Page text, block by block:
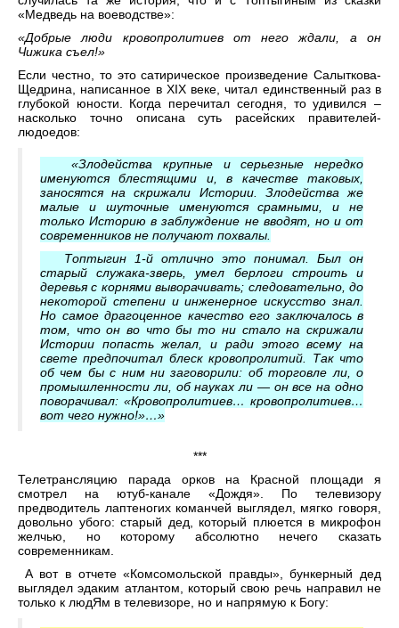
«Медведь на воеводстве»:
«Добрые люди кровопролитиев от него ждали, а он
Чижика съел!»
Если честно, то это сатирическое произведение Салыткова-
Щедрина, написанное в XIX веке, читал единственный раз в
глубокой юности. Когда перечитал сегодня, то удивился –
насколько точно описана суть расейских правителей-
людоедов:
«Злодейства крупные и серьезные нередко
именуются блестящими и, в качестве таковых,
заносятся на скрижали Истории. Злодейства же
малые и шуточные именуются срамными, и не
только Историю в заблуждение не вводят, но и от
современников не получают похвалы.
Топтыгин 1-й отлично это понимал. Был он
старый служака-зверь, умел берлоги строить и
деревья с корнями выворачивать; следовательно, до
некоторой степени и инженерное искусство знал.
Но самое драгоценное качество его заключалось в
том, что он во что бы то ни стало на скрижали
Истории попасть желал, и ради этого всему на
свете предпочитал блеск кровопролитий. Так что
об чем бы с ним ни заговорили: об торговле ли, о
промышленности ли, об науках ли — он все на одно
поворачивал: «Кровопролитиев… кровопролитиев…
вот чего нужно!»…»
***
Телетрансляцию парада орков на Красной площади я
смотрел на ютуб-канале «Дождя». По телевизору
предводитель лаптеногих команчей выглядел, мягко говоря,
довольно убого: старый дед, который плюется в микрофон
желчью, но которому абсолютно нечего сказать
современникам.
А вот в отчете «Комсомольской правды», бункерный дед
выглядел эдаким атлантом, который свою речь направил не
только к людЯм в телевизоре, но и напрямую к Богу: